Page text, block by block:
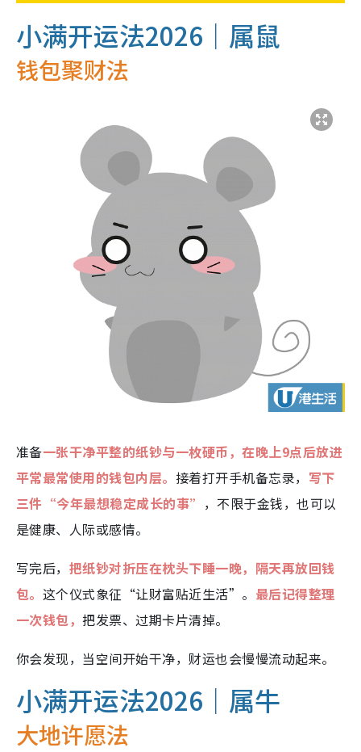
小满开运法2026｜属鼠
钱包聚财法
准备一张干净平整的纸钞与一枚硬币，在晚上9点后放进
平常最常使用的钱包内层。 接着打开手机备忘录， 写下
三件“今年最想稳定成长的事” ，不限于金钱，也可以
是健康、人际或感情。
写完后， 把纸钞对折压在枕头下睡一晚，隔天再放回钱
包。 这个仪式象征“让财富贴近生活”。 最后记得整理
一次钱包，把发票、过期卡片清掉。
你会发现，当空间开始干净，财运也会慢慢流动起来。
小满开运法2026｜属牛
大地许愿法